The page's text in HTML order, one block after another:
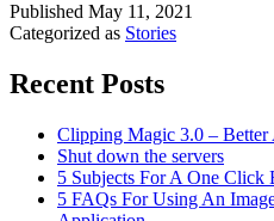
Published May 11, 2021
Categorized as Stories
Recent Posts
Clipping Magic 3.0 – Better
Shut down the servers
5 Subjects For A One Click
5 FAQs For Using An